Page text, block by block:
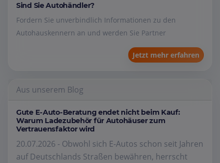
Sind Sie Autohändler?
Fordern Sie unverbindlich Informationen zu den
Autohauskennern an und werden Sie Partner
Jetzt mehr erfahren
Aus unserem Blog
Gute E-Auto-Beratung endet nicht beim Kauf:
Warum Ladezubehör für Autohäuser zum
Vertrauensfaktor wird
20.07.2026 - Obwohl sich E-Autos schon seit Jahren
auf Deutschlands Straßen bewähren, herrscht